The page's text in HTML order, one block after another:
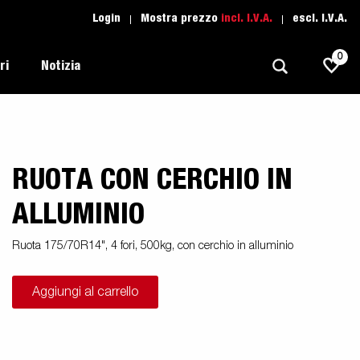
Login Mostra prezzo incl. I.V.A. escl. I.V.A.
Trasporti Leggeri
Imbarcazioni
Scuola di guida
Ricambio
Regolamentazione
Scelta del rimorchio
Notizia
0
RUOTA CON CERCHIO IN
ALLUMINIO
Ruota 175/70R14", 4 fori, 500kg, con cerchio in alluminio
Aggiungi al carrello